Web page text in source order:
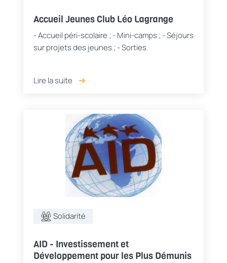
Accueil Jeunes Club Léo Lagrange
- Accueil péri-scolaire ; - Mini-camps ; - Séjours
sur projets des jeunes ; - Sorties.
Lire la suite
Solidarité
AID - Investissement et
Développement pour les Plus Démunis